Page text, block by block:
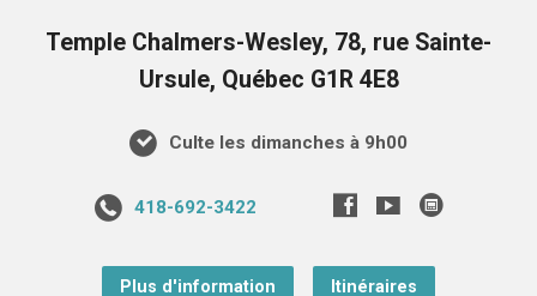
Temple Chalmers-Wesley, 78, rue Sainte-
Ursule, Québec G1R 4E8
Culte les dimanches à 9h00
418-692-3422
Plus d'information Itinéraires